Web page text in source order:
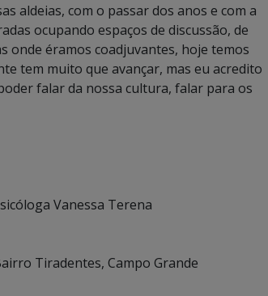
aldeias, com o passar dos anos e com a
ocupando espaços de discussão, de
onde éramos coadjuvantes, hoje temos
tem muito que avançar, mas eu acredito
falar da nossa cultura, falar para os
Vanessa Terena
Tiradentes, Campo Grande